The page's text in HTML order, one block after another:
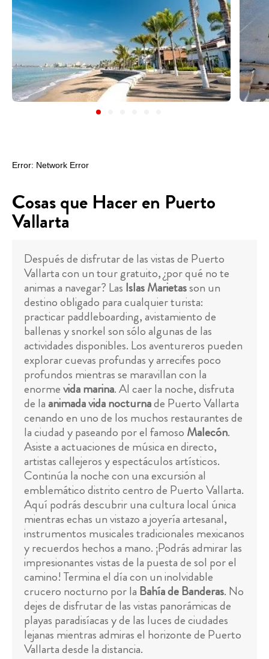
Cosas que Hacer en Puerto
Vallarta
Después de disfrutar de las vistas de Puerto
Vallarta con un tour gratuito, ¿por qué no te
animas a navegar? Las Islas Marietasson un
destino obligado para cualquier turista:
practicar paddleboarding, avistamiento de
ballenas y snorkel son sólo algunas de las
actividades disponibles. Los aventureros pueden
explorar cuevas profundas y arrecifes poco
profundos mientras se maravillan con la
enormevida marina. Al caer la noche, disfruta
de laanimada vida nocturnade Puerto Vallarta
cenando en uno de los muchos restaurantes de
la ciudad y paseando por el famoso Malecón.
Asiste a actuaciones de música en directo,
artistas callejeros y espectáculos artísticos.
Continúa la noche con una excursión al
emblemático distrito centro de Puerto Vallarta.
Aquí podrás descubrir una cultura local única
mientras echas un vistazo a joyería artesanal,
instrumentos musicales tradicionales mexicanos
y recuerdos hechos a mano. ¡Podrás admirar las
impresionantes vistas de la puesta de sol por el
camino! Termina el día con un inolvidable
crucero nocturno por la Bahía de Banderas. No
dejes de disfrutar de las vistas panorámicas de
playas paradisíacas y de las luces de ciudades
lejanas mientras admiras el horizonte de Puerto
Vallarta desde la distancia.